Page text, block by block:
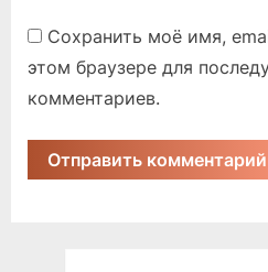
Сохранить моё имя,
этом браузере для
комментариев.